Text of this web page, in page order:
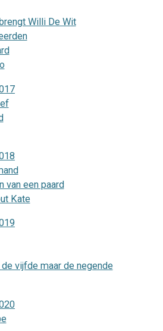
Willi De Wit
van een paard
Kate
vijfde maar de negende